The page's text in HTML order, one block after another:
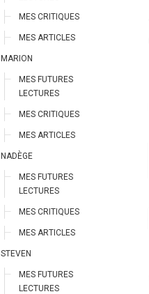
MES CRITIQUES
MES ARTICLES
MARION
MES FUTURES
LECTURES
MES CRITIQUES
MES ARTICLES
NADÈGE
MES FUTURES
LECTURES
MES CRITIQUES
MES ARTICLES
STEVEN
MES FUTURES
LECTURES